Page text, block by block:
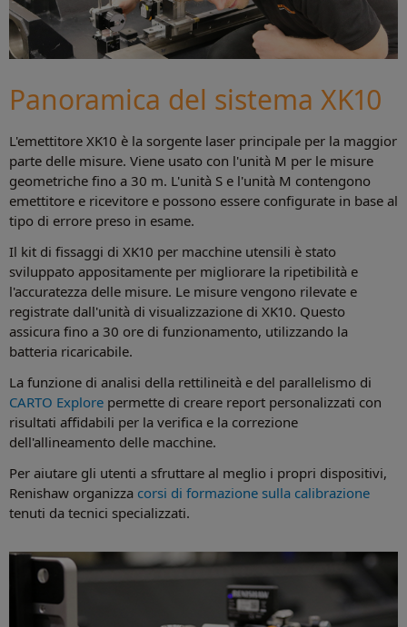
Panoramica del sistema XK10
L'emettitore XK10 è la sorgente laser principale per la maggior
parte delle misure. Viene usato con l'unità M per le misure
geometriche fino a 30 m. L'unità S e l'unità M contengono
emettitore e ricevitore e possono essere configurate in base al
tipo di errore preso in esame.
Il kit di fissaggi di XK10 per macchine utensili è stato
sviluppato appositamente per migliorare la ripetibilità e
l'accuratezza delle misure. Le misure vengono rilevate e
registrate dall'unità di visualizzazione di XK10. Questo
assicura fino a 30 ore di funzionamento, utilizzando la
batteria ricaricabile.
La funzione di analisi della rettilineità e del parallelismo di
CARTO Explore permette di creare report personalizzati con
risultati affidabili per la verifica e la correzione
dell'allineamento delle macchine.
Per aiutare gli utenti a sfruttare al meglio i propri dispositivi,
Renishaw organizza corsi di formazione sulla calibrazione
tenuti da tecnici specializzati.